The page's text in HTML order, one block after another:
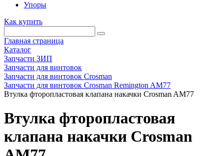
Упоры
Как купить
Главная страница
Каталог
Запчасти ЗИП
Запчасти для винтовок
Запчасти для винтовок Crosman
Запчасти для винтовок Crosman Remington AM77
Втулка фторопластовая клапана накачки Crosman AM77
Втулка фторопластовая
клапана накачки Crosman